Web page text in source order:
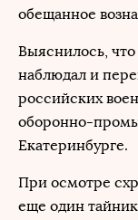
обещанное
Выяснилось,
наблюдал и
российских
оборонно-
Екатеринбурге.
При осмотре
еще один